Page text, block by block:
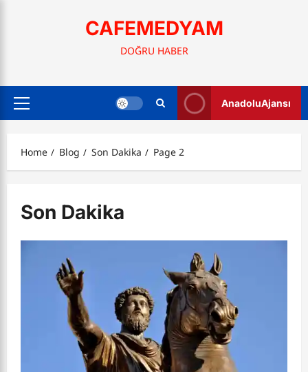
CAFEMEDYAM
DOĞRU HABER
Primary
AnadoluAjansı
Home Blog Son Dakika Page 2
Son Dakika